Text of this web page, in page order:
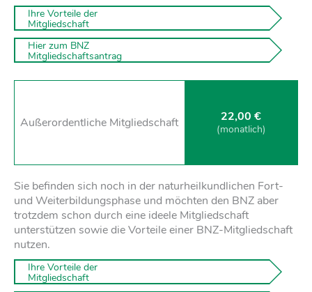
Ihre Vorteile der
Mitgliedschaft
Hier zum BNZ
Mitgliedschaftsantrag
Außer­ordentliche Mitglied­schaft 22,00 €
(monat­lich)
Sie befinden sich noch in der naturheilkundlichen Fort-
und Weiterbildungsphase und möchten den BNZ aber
trotzdem schon durch eine ideele Mitgliedschaft
unterstützen sowie die Vorteile einer BNZ-Mitgliedschaft
nutzen.
Ihre Vorteile der
Mitgliedschaft